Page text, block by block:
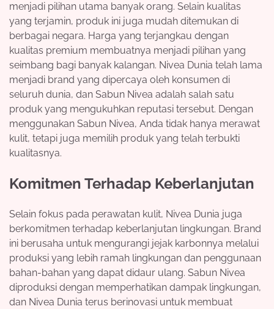
menjadi pilihan utama banyak orang. Selain kualitas
yang terjamin, produk ini juga mudah ditemukan di
berbagai negara. Harga yang terjangkau dengan
kualitas premium membuatnya menjadi pilihan yang
seimbang bagi banyak kalangan. Nivea Dunia telah lama
menjadi brand yang dipercaya oleh konsumen di
seluruh dunia, dan Sabun Nivea adalah salah satu
produk yang mengukuhkan reputasi tersebut. Dengan
menggunakan Sabun Nivea, Anda tidak hanya merawat
kulit, tetapi juga memilih produk yang telah terbukti
kualitasnya.
Komitmen Terhadap Keberlanjutan
Selain fokus pada perawatan kulit, Nivea Dunia juga
berkomitmen terhadap keberlanjutan lingkungan. Brand
ini berusaha untuk mengurangi jejak karbonnya melalui
produksi yang lebih ramah lingkungan dan penggunaan
bahan-bahan yang dapat didaur ulang. Sabun Nivea
diproduksi dengan memperhatikan dampak lingkungan,
dan Nivea Dunia terus berinovasi untuk membuat